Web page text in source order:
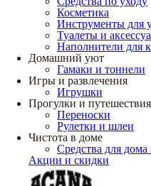
Косметика
Инструменты для
Туалеты и
Наполнители для
Домашний уют
Гамаки и тоннели
Игры и развлечения
Игрушки
Прогулки и путешествия
Переноски
Рулетки и шлеи
Чистота в доме
Средства для дома
Акции и скидки